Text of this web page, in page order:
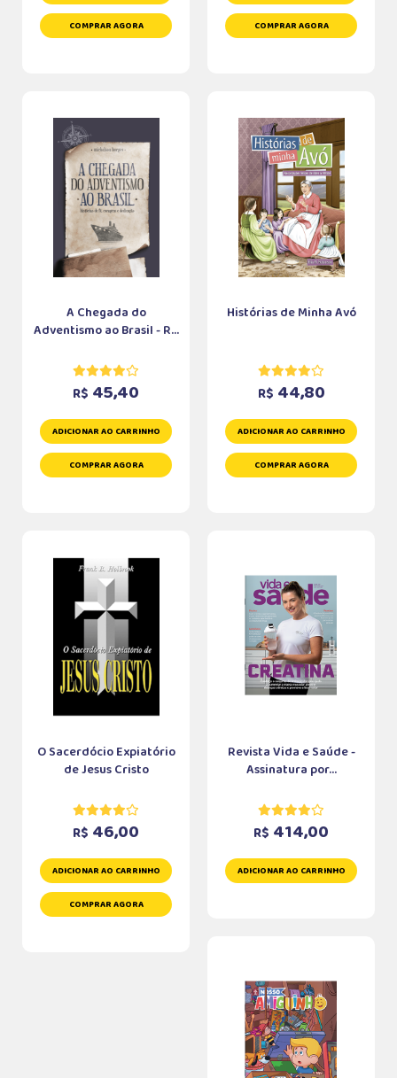
COMPRAR AGORA COMPRAR AGORA
A Chegada do
Adventismo ao Brasil - R...
R$ 45,40
ADICIONAR AO CARRINHO
COMPRAR AGORA
Histórias de Minha Avó
R$ 44,80
ADICIONAR AO CARRINHO
COMPRAR AGORA
O Sacerdócio Expiatório
de Jesus Cristo
R$ 46,00
ADICIONAR AO CARRINHO
COMPRAR AGORA
Revista Vida e Saúde -
Assinatura por...
R$ 414,00
ADICIONAR AO CARRINHO